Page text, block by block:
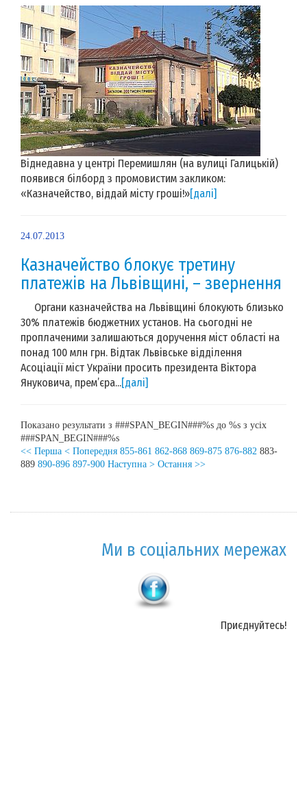
Віднедавна у центрі Перемишлян (на вулиці Галицькій)
появився білборд з промовистим закликом:
«Казначейство, віддай місту гроші!»[далі]
24.07.2013
Казначейство блокує третину
платежів на Львівщині, – звернення
Органи казначейства на Львівщині блокують близько
30% платежів бюджетних установ. На сьогодні не
проплаченими залишаються доручення міст області на
понад 100 млн грн. Відтак Львівське відділення
Асоціації міст України просить президента Віктора
Януковича, прем’єра...[далі]
Показано результати з ###SPAN_BEGIN###%s до %s з усіх
###SPAN_BEGIN###%s
<< Перша < Попередня 855-861 862-868 869-875 876-882 883-
889 890-896 897-900 Наступна > Остання >>
Ми в соціальних мережах
Приєднуйтесь!